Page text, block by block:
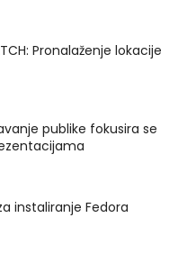
Pronalaženje lokacije
publike fokusira se
instaliranje Fedora